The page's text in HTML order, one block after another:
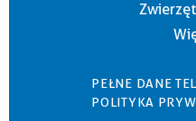
PEŁNE DANE
POLITYKA